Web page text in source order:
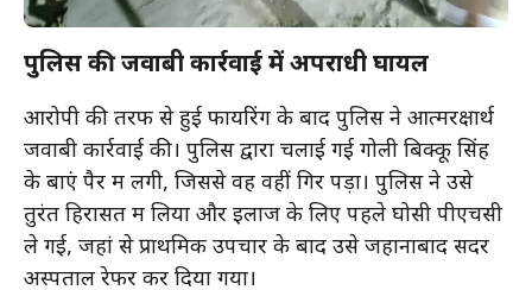
पुलिस की जवाबी कार्रवाई में अपराधी घायल
आरोपी की तरफ से हुई फायरिंग के बाद पुलिस ने आत्मरक्षार्थ
जवाबी कार्रवाई की। पुलिस द्वारा चलाई गई गोली बिक्कू सिंह
के बाएं पैर में लगी, जिससे वह वहीं गिर पड़ा। पुलिस ने उसे
तुरंत हिरासत में लिया और इलाज के लिए पहले घोसी पीएचसी
ले गई, जहां से प्राथमिक उपचार के बाद उसे जहानाबाद सदर
अस्पताल रेफर कर दिया गया।